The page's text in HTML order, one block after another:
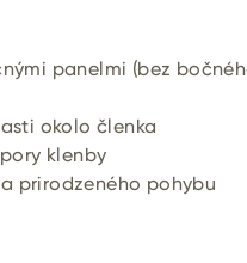
panelmi (bez
okolo členka
klenby
prirodzeného pohybu